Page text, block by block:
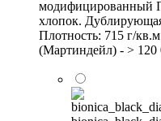
модифицированный
хлопок.
Плотность: 715 г/
(Мартиндейл) - > 120